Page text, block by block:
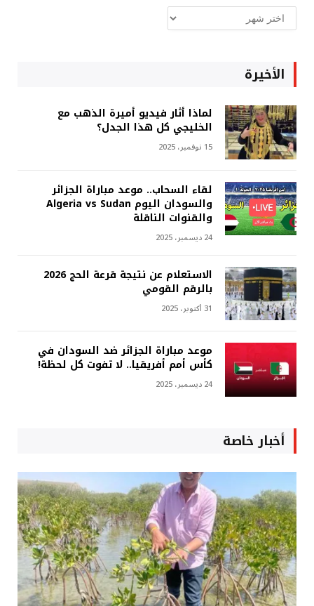
ارشيف
غربة
الأخيرة
لماذا أثار فيديو أميرة الذهب مع
الخليجي كل هذا الجدل؟
15 نوفمبر، 2025
لقاء السحاب.. موعد مباراة الجزائر
والسودان اليوم Algeria vs Sudan
والقنوات الناقلة
24 ديسمبر، 2025
الاستعلام عن نتيجة قرعة الحج 2026
بالرقم القومي
31 أكتوبر، 2025
موعد مباراة الجزائر ضد السودان في
كأس أمم أفريقيا.. لا تفوت كل لحظة!
24 ديسمبر، 2025
أخبار خاصة